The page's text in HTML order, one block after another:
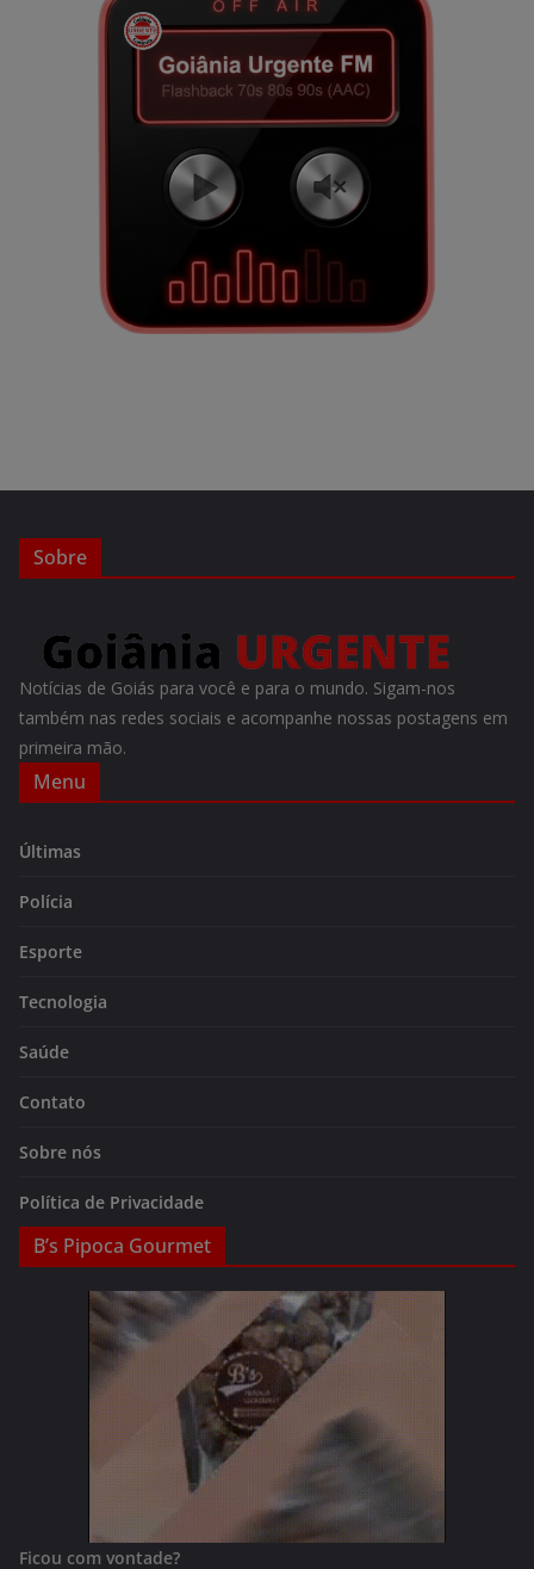
Sobre
Notícias de Goiás para você e para o mundo. Sigam-nos
também nas redes sociais e acompanhe nossas postagens em
primeira mão.
Menu
Últimas
Polícia
Esporte
Tecnologia
Saúde
Contato
Sobre nós
Política de Privacidade
B’s Pipoca Gourmet
Ficou com vontade?